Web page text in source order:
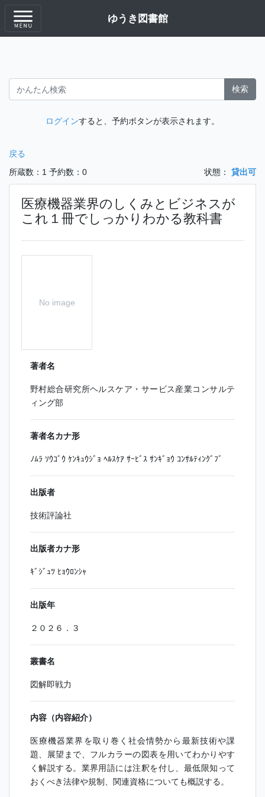
ゆうき図書館
検索
ログインすると、予約ボタンが表示されます。
戻る
所蔵数：1 予約数：0 状態： 貸出可
医療機器業界のしくみとビジネスが
これ１冊でしっかりわかる教科書
No image
著者名
野村総合研究所ヘルスケア・サービス産業コンサルテ
ィング部
著者名カナ形
ﾉﾑﾗ ｿｳｺﾞｳ ｹﾝｷｭｳｼﾞｮ ﾍﾙｽｹｱ ｻｰﾋﾞｽ ｻﾝｷﾞｮｳ ｺﾝｻﾙﾃｨﾝｸﾞﾌﾞ
出版者
技術評論社
出版者カナ形
ｷﾞｼﾞｭﾂ ﾋｮｳﾛﾝｼｬ
出版年
２０２６．３
叢書名
図解即戦力
内容（内容紹介）
医療機器業界を取り巻く社会情勢から最新技術や課
題、展望まで、フルカラーの図表を用いてわかりやす
く解説する。業界用語には注釈を付し、最低限知って
おくべき法律や規制、関連資格についても概説する。